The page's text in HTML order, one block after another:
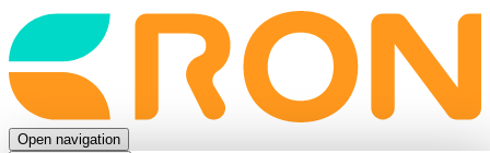
Back
to
frontpage
Open navigation